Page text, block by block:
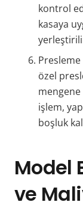
kontrol
kasaya
Presleme
özel
mengene
işlem,
boşluk
Model
ve